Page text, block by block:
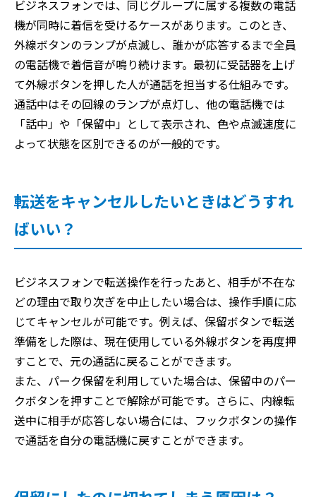
ビジネスフォンでは、同じグループに属する複数の電話
機が同時に着信を受けるケースがあります。このとき、
外線ボタンのランプが点滅し、誰かが応答するまで全員
の電話機で着信音が鳴り続けます。最初に受話器を上げ
て外線ボタンを押した人が通話を担当する仕組みです。
通話中はその回線のランプが点灯し、他の電話機では
「話中」や「保留中」として表示され、色や点滅速度に
よって状態を区別できるのが一般的です。
転送をキャンセルしたいときはどうすれ
ばいい？
ビジネスフォンで転送操作を行ったあと、相手が不在な
どの理由で取り次ぎを中止したい場合は、操作手順に応
じてキャンセルが可能です。例えば、保留ボタンで転送
準備をした際は、現在使用している外線ボタンを再度押
すことで、元の通話に戻ることができます。
また、パーク保留を利用していた場合は、保留中のパー
クボタンを押すことで解除が可能です。さらに、内線転
送中に相手が応答しない場合には、フックボタンの操作
で通話を自分の電話機に戻すことができます。